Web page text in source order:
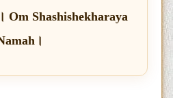
Om Shashishekharaya